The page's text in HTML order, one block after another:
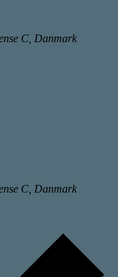
C, Danmark
C, Danmark